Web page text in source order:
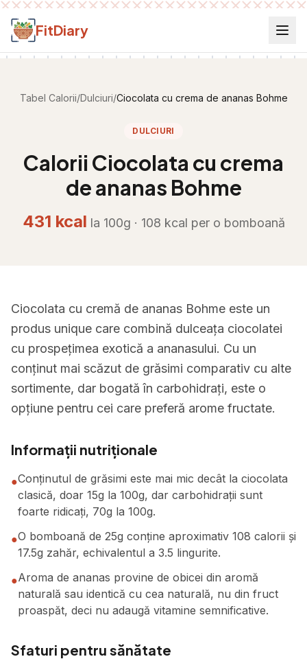
Salt la conținut
FitDiary
Tabel Calorii/Dulciuri/Ciocolata cu crema de ananas Bohme
DULCIURI
Calorii Ciocolata cu crema
de ananas Bohme
431 kcal la 100g · 108 kcal per o bomboană
Ciocolata cu cremă de ananas Bohme este un
produs unique care combină dulceața ciocolatei
cu prospețimea exotică a ananasului. Cu un
conținut mai scăzut de grăsimi comparativ cu alte
sortimente, dar bogată în carbohidrați, este o
opțiune pentru cei care preferă arome fructate.
Informații nutriționale
●Conținutul de grăsimi este mai mic decât la ciocolata
clasică, doar 15g la 100g, dar carbohidrații sunt
foarte ridicați, 70g la 100g.
●O bomboană de 25g conține aproximativ 108 calorii și
17.5g zahăr, echivalentul a 3.5 lingurite.
●Aroma de ananas provine de obicei din aromă
naturală sau identică cu cea naturală, nu din fruct
proaspăt, deci nu adaugă vitamine semnificative.
Sfaturi pentru sănătate